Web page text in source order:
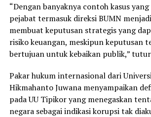
“Dengan banyaknya contoh kasus yang
pejabat termasuk direksi BUMN
membuat keputusan strategis yang
risiko keuangan, meskipun keputusan
bertujuan untuk kebaikan publik,”
Pakar hukum internasional dari
Hikmahanto Juwana menyampaikan
pada UU Tipikor yang menegaskan
negara sebagai indikasi korupsi tak